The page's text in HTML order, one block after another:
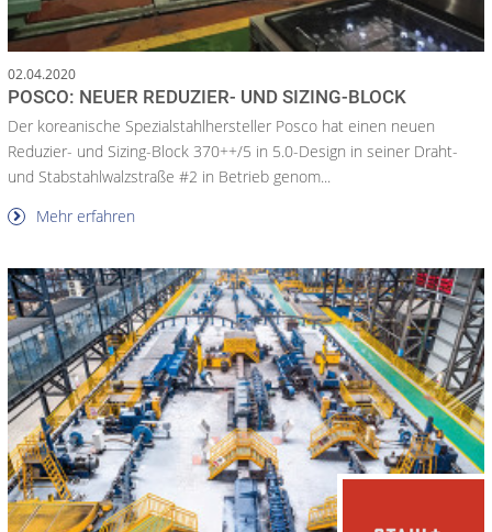
02.04.2020
POSCO: NEUER REDUZIER- UND SIZING-BLOCK
Der koreanische Spezialstahlhersteller Posco hat einen neuen
Reduzier- und Sizing-Block 370++/5 in 5.0-Design in seiner Draht-
und Stabstahlwalzstraße #2 in Betrieb genom...
Mehr erfahren